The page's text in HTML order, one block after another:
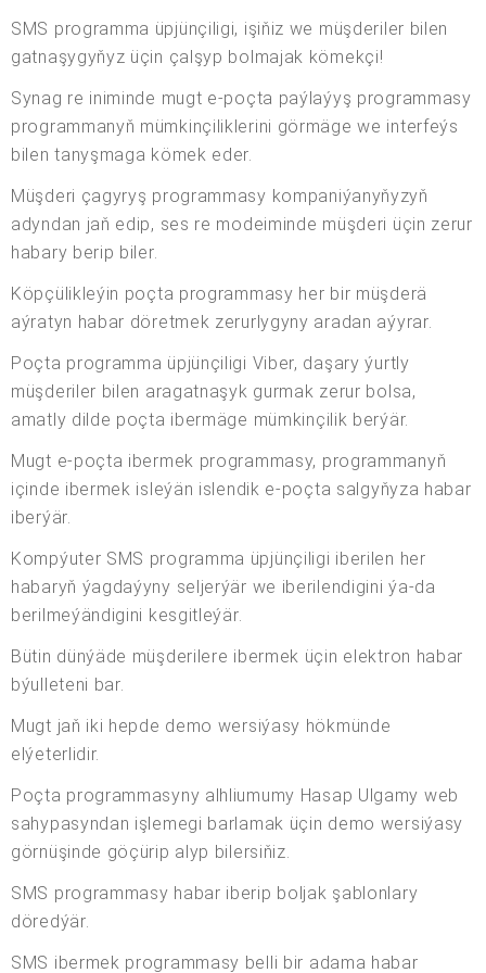
SMS programma üpjünçiligi, işiňiz we müşderiler bilen
gatnaşygyňyz üçin çalşyp bolmajak kömekçi!
Synag re iniminde mugt e-poçta paýlaýyş programmasy
programmanyň mümkinçiliklerini görmäge we interfeýs
bilen tanyşmaga kömek eder.
Müşderi çagyryş programmasy kompaniýanyňyzyň
adyndan jaň edip, ses re modeiminde müşderi üçin zerur
habary berip biler.
Köpçülikleýin poçta programmasy her bir müşderä
aýratyn habar döretmek zerurlygyny aradan aýyrar.
Poçta programma üpjünçiligi Viber, daşary ýurtly
müşderiler bilen aragatnaşyk gurmak zerur bolsa,
amatly dilde poçta ibermäge mümkinçilik berýär.
Mugt e-poçta ibermek programmasy, programmanyň
içinde ibermek isleýän islendik e-poçta salgyňyza habar
iberýär.
Kompýuter SMS programma üpjünçiligi iberilen her
habaryň ýagdaýyny seljerýär we iberilendigini ýa-da
berilmeýändigini kesgitleýär.
Bütin dünýäde müşderilere ibermek üçin elektron habar
býulleteni bar.
Mugt jaň iki hepde demo wersiýasy hökmünde
elýeterlidir.
Poçta programmasyny alhliumumy Hasap Ulgamy web
sahypasyndan işlemegi barlamak üçin demo wersiýasy
görnüşinde göçürip alyp bilersiňiz.
SMS programmasy habar iberip boljak şablonlary
döredýär.
SMS ibermek programmasy belli bir adama habar